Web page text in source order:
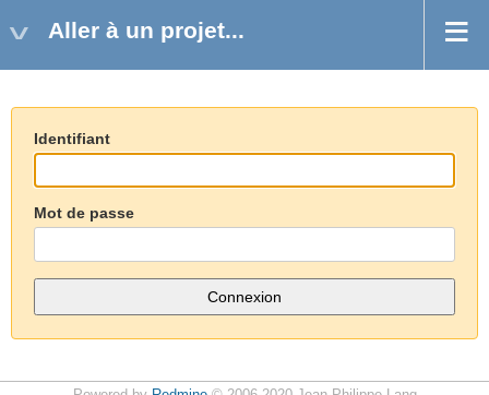
Aller à un projet...
Identifiant
Mot de passe